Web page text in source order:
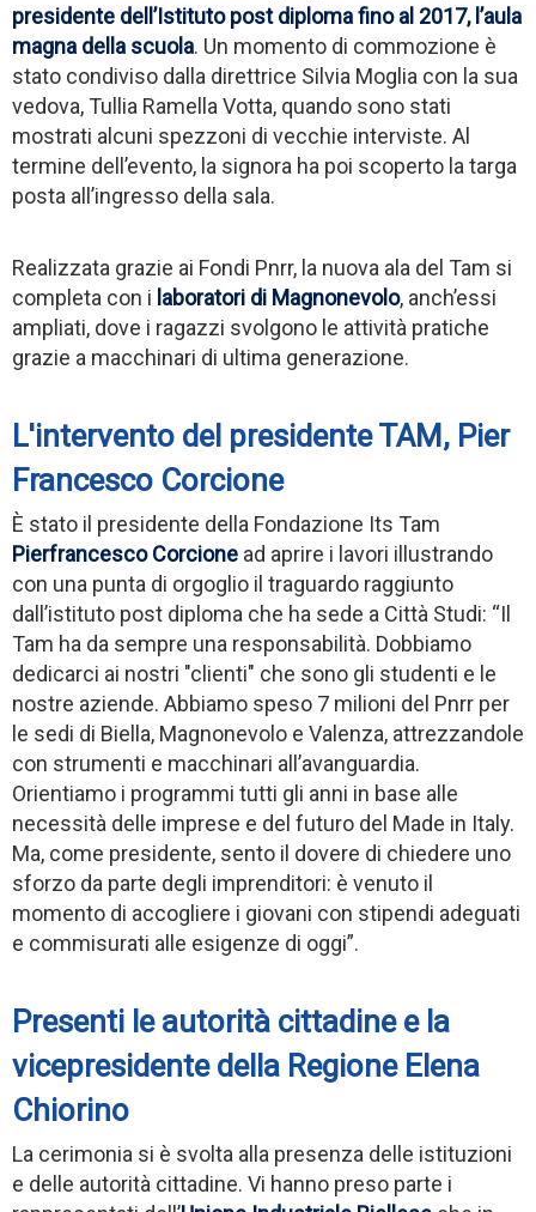
presidente dell’Istituto post diploma fino al 2017, l’aula
magna della scuola. Un momento di commozione è
stato condiviso dalla direttrice Silvia Moglia con la sua
vedova, Tullia Ramella Votta, quando sono stati
mostrati alcuni spezzoni di vecchie interviste. Al
termine dell’evento, la signora ha poi scoperto la targa
posta all’ingresso della sala.
Realizzata grazie ai Fondi Pnrr, la nuova ala del Tam si
completa con i laboratori di Magnonevolo, anch’essi
ampliati, dove i ragazzi svolgono le attività pratiche
grazie a macchinari di ultima generazione.
L'intervento del presidente TAM, Pier
Francesco Corcione
È stato il presidente della Fondazione Its Tam
Pierfrancesco Corcione ad aprire i lavori illustrando
con una punta di orgoglio il traguardo raggiunto
dall’istituto post diploma che ha sede a Città Studi: “Il
Tam ha da sempre una responsabilità. Dobbiamo
dedicarci ai nostri "clienti" che sono gli studenti e le
nostre aziende. Abbiamo speso 7 milioni del Pnrr per
le sedi di Biella, Magnonevolo e Valenza, attrezzandole
con strumenti e macchinari all’avanguardia.
Orientiamo i programmi tutti gli anni in base alle
necessità delle imprese e del futuro del Made in Italy.
Ma, come presidente, sento il dovere di chiedere uno
sforzo da parte degli imprenditori: è venuto il
momento di accogliere i giovani con stipendi adeguati
e commisurati alle esigenze di oggi”.
Presenti le autorità cittadine e la
vicepresidente della Regione Elena
Chiorino
La cerimonia si è svolta alla presenza delle istituzioni
e delle autorità cittadine. Vi hanno preso parte i